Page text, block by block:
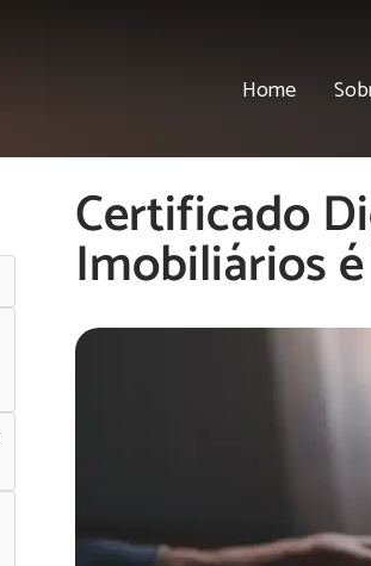
Home
Certificado
Imobiliários